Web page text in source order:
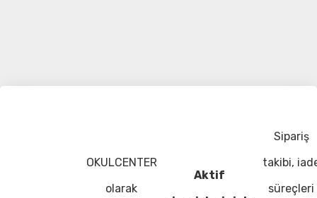
OKULCENTER
olarak
Aktif
Sipariş
takibi,
süreçleri